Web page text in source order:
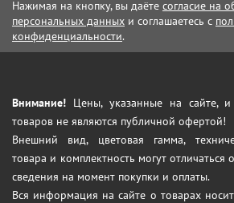
Нажимая на кнопку, вы даёте согласие на
персональных данных и соглашаетесь с
конфиденциальности.
Внимание! Цены, указанные на сайте,
товаров не являются публичной офертой!
Внешний вид, цветовая гамма,
товара и комплектность могут отличаться
сведения на момент покупки и оплаты.
Вся информация на сайте о товарах